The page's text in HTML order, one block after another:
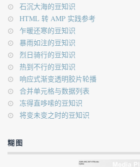
石沉大海的豆知识
HTML 转 AMP 实践参考
乍暖还寒的豆知识
暴雨如注的豆知识
烈日骑行的豆知识
热到不行的豆知识
响应式渐变透明胶片轮播
合并单元格与数据列表
冻得直哆嗦的豆知识
将变未变之时的豆知识
糊图